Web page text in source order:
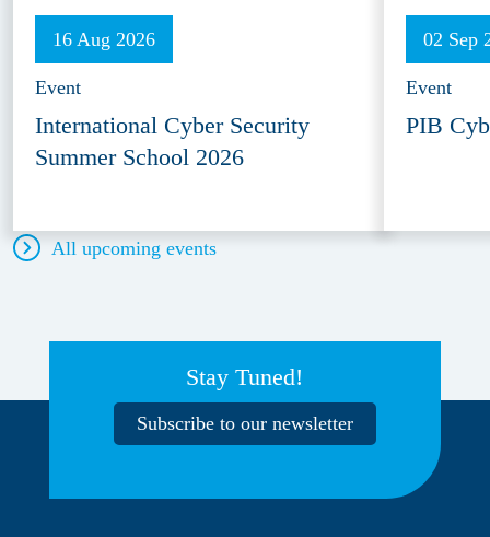
16 Aug 2026
Event
International Cyber Security
Summer School 2026
02 Sep
Event
PIB
All upcoming events
Stay Tuned!
Subscribe to our newsletter